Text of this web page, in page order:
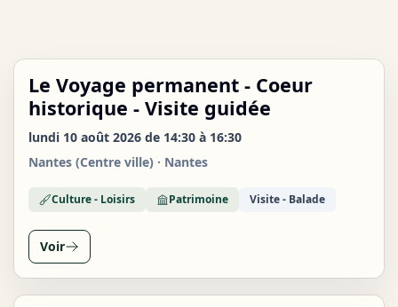
LUN
10
Le Voyage permanent - Coeur
historique - Visite guidée
lundi 10 août 2026 de 14:30 à 16:30
Nantes (Centre ville) · Nantes
Culture - Loisirs Patrimoine Visite - Balade
Voir